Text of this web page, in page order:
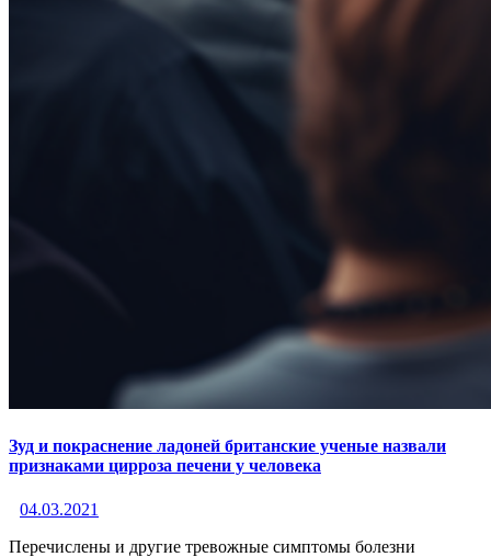
Зуд и покраснение ладоней британские ученые назвали
признаками цирроза печени у человека
04.03.2021
Перечислены и другие тревожные симптомы болезни